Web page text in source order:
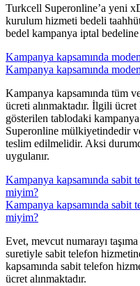
​Turkcell Superonline’a yeni
kurulum hizmeti bedeli
bedel kampanya iptal
Kampanya kapsamında
Kampanya kapsamında
​Kampanya kapsamında tüm
ücreti alınmaktadır. İlgili
gösterilen tablodaki
Superonline mülkiyetindedir
teslim edilmelidir. Aksi
uygulanır.
Kampanya kapsamında sabit
miyim?
Kampanya kapsamında sabit
miyim?
​Evet, mevcut numarayı
suretiyle sabit telefon
kapsamında sabit telefon
ücret alınmaktadır.